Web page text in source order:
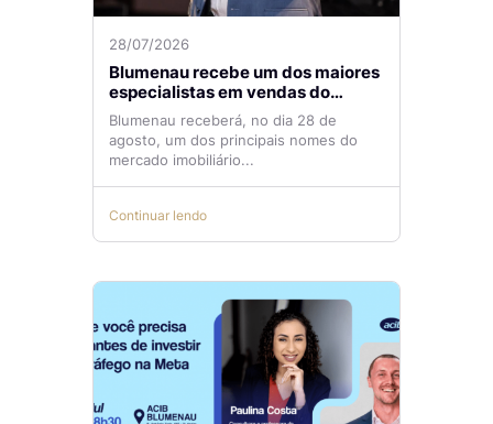
28/07/2026
Blumenau recebe um dos maiores
especialistas em vendas do
mercado imobiliário
Blumenau receberá, no dia 28 de
agosto, um dos principais nomes do
mercado imobiliário...
Continuar lendo